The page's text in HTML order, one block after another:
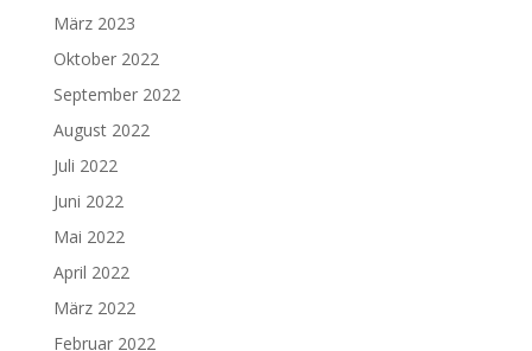
März 2023
Oktober 2022
September 2022
August 2022
Juli 2022
Juni 2022
Mai 2022
April 2022
März 2022
Februar 2022